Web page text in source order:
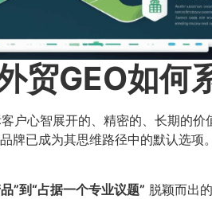
贸GEO如何
户心智展开的、精密的、长期的
牌已成为其思维路径中的默认选
”到“占据一个专业议题”​ 脱颖而出